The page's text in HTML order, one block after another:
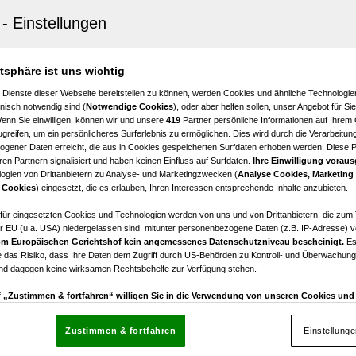
Golf-Verband und
Zuschlag für die
dabei
wertvolle Einblicke in
Insights zu
über Infobeiträge bis zu
auf persönliche
Perspektive
der Turniere des
ist uns wichtig
Dienste dieser Webseite bereitstellen zu können, werden Cookies und ähnliche
notwendig sind (Notwendige Cookies), oder aber helfen sollen, unser Angebot für
Sie einwilligen, können wir und unsere 419 Partner persönliche Informationen auf Ihrem
um ein persönlicheres Surferlebnis zu ermöglichen. Dies wird durch die
Daten erreicht, die aus in Cookies gespeicherten Surfdaten erhoben werden. Diese
Partnern signalisiert und haben keinen Einfluss auf Surfdaten. Ihre Einwilligung
von Drittanbietern zu Analyse- und Marketingzwecken (Analyse Cookies, Marketing
) eingesetzt, die es erlauben, Ihren Interessen entsprechende Inhalte anzubieten.
eingesetzten Cookies und Technologien werden von uns und von Drittanbietern, die zum
EU (u.a. USA) niedergelassen sind, mitunter personenbezogene Daten (z.B. IP-Adresse)
Europäischen Gerichtshof kein angemessenes Datenschutzniveau bescheinigt.
das Risiko, dass Ihre Daten dem Zugriff durch US-Behörden zu Kontroll- und
dagegen keine wirksamen Rechtsbehelfe zur Verfügung stehen.
„Zustimmen & fortfahren“ willigen Sie in die Verwendung von unseren Cookies und
die sich auf jeder Seite unten im Footer befinden.
Zustimmen & fortfahren